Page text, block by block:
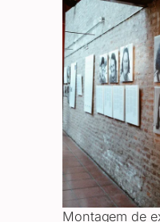
Montagem de